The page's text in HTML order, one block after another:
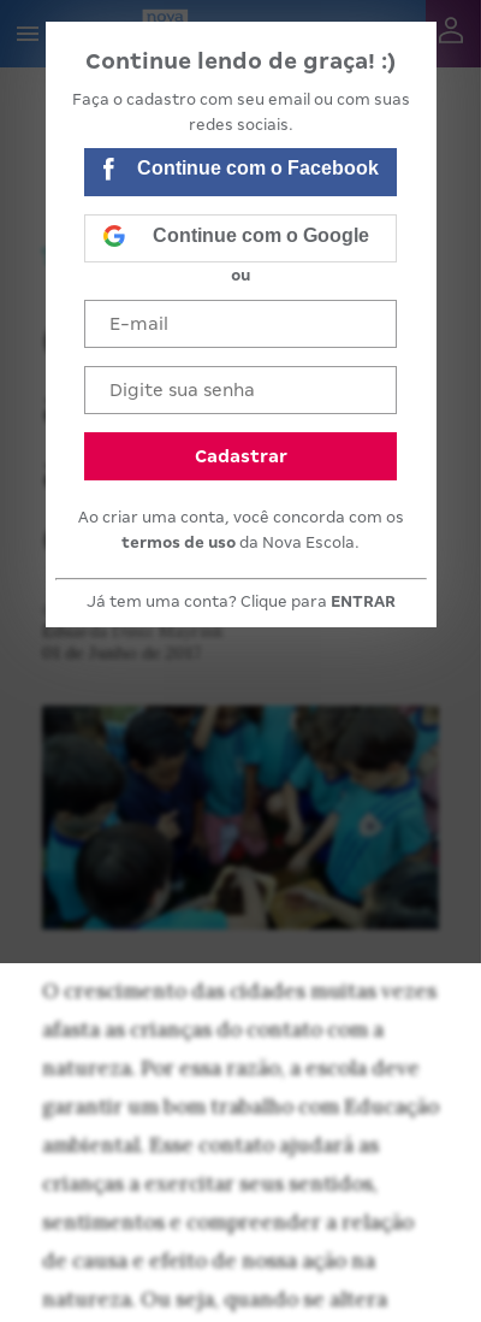
Continue lendo de graça! :)
Faça o cadastro com seu email ou com suas
redes sociais.
Continue com o Facebook
Continue com o Google
ou
Cadastrar
Ao criar uma conta, você concorda com os
termos de uso da Nova Escola.
Já tem uma conta? Clique para ENTRAR
Como abordar
a Educação
ambiental na
escola
Eduarda Diniz Mayrink
O crescimento das cidades muitas vezes
afasta as crianças do contato com a
natureza. Por essa razão, a escola deve
garantir um bom trabalho com Educação
ambiental. Esse contato ajudará as
crianças a exercitar seus sentidos,
sentimentos e compreender a relação
de causa e efeito de nossa ação na
natureza. Ou seja, quando se altera